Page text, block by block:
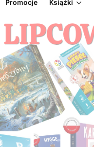
Promocje Książki